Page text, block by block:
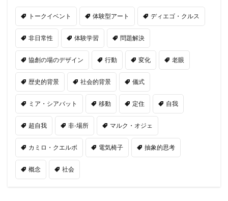
トークイベント 体験型アート ディエゴ・クルス
非日常性 体験学習 問題解決
協創の場のデザイン 行動 変化 老眼
歴史的背景 社会的背景 儀式
ミア・シアバット 移動 定住 自我
超自我 非-場所 マルク・オジェ
カミロ・クエルボ 電気椅子 抽象的思考
概念 社会